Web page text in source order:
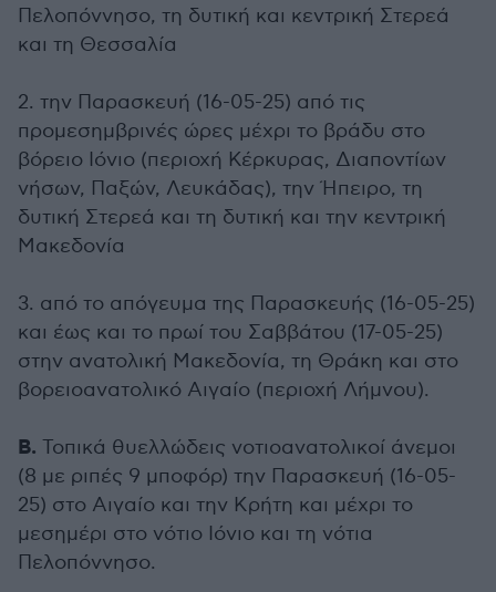
Πελοπόννησο, τη δυτική και κεντρική Στερεά
και τη Θεσσαλία
2. την Παρασκευή (16-05-25) από τις
προμεσημβρινές ώρες μέχρι το βράδυ στο
βόρειο Ιόνιο (περιοχή Κέρκυρας, Διαποντίων
νήσων, Παξών, Λευκάδας), την Ήπειρο, τη
δυτική Στερεά και τη δυτική και την κεντρική
Μακεδονία
3. από το απόγευμα της Παρασκευής (16-05-25)
και έως και το πρωί του Σαββάτου (17-05-25)
στην ανατολική Μακεδονία, τη Θράκη και στο
βορειοανατολικό Αιγαίο (περιοχή Λήμνου).
Β. Τοπικά θυελλώδεις νοτιοανατολικοί άνεμοι
(8 με ριπές 9 μποφόρ) την Παρασκευή (16-05-
25) στο Αιγαίο και την Κρήτη και μέχρι το
μεσημέρι στο νότιο Ιόνιο και τη νότια
Πελοπόννησο.